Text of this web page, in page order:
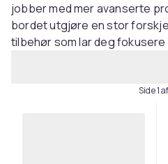
jobber med mer avanserte
bordet utgjøre en stor
tilbehør som lar deg
Side 1